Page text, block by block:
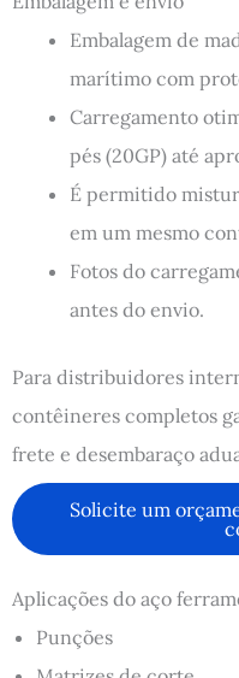
Embalagem de
marítimo com
Carregamento
pés (20GP) até
É permitido
em um mesmo
Fotos do
antes do envio.
Para distribuidores
contêineres completos
frete e desembaraço
Solicite um
Aplicações do aço
Punções